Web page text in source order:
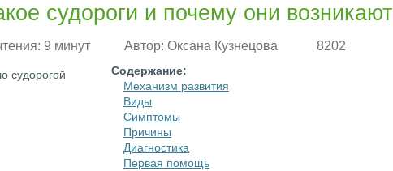
судороги и почему они возникают
9 минут Автор: Оксана Кузнецова 8202
Содержание:
Механизм развития
Виды
Симптомы
Причины
Диагностика
Первая помощь